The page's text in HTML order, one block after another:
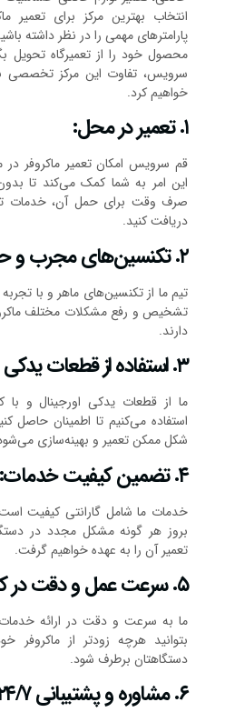
انتخاب بهترین مرکز برای تعمیر
پارامترهای مهمی را در نظر داشته
محصول خود را از تعمیرگاه تحویل
سرویس، تفاوت این مرکز تخصصی
خواهیم کرد.
۱. تعمیر در محل:
قم سرویس امکان تعمیر ماکروفر
این امر به شما کمک می‌کند تا
صرف وقت برای حمل آن، خدمات
دریافت کنید.
۲. تکنسین‌های مجرب و حرفه‌ای:
تیم ما از تکنسین‌های ماهر و با
تشخیص و رفع مشکلات مختلف
دارند.
۳. استفاده از قطعات یدکی اصل:
ما از قطعات یدکی اورجینال و با
استفاده می‌کنیم تا اطمینان حاصل
شکل ممکن تعمیر و بهینه‌سازی
۴. تضمین کیفیت خدمات:
خدمات ما شامل گارانتی کیفیت
بروز هر گونه مشکل مجدد در
تعمیر آن را به عهده خواهیم گرفت.
۵. سرعت عمل و دقت در کار:
ما به سرعت و دقت در ارائه
بتوانید هرچه زودتر از ماکروفر
دستگاهتان برطرف شود.
۶. مشاوره و پشتیبانی ۲۴/۷: